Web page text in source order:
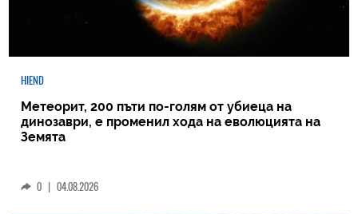
HIEND
Метеорит, 200 пъти по-голям от убиеца на
динозаври, е променил хода на еволюцията на
Земята
0 | 04.08.2026